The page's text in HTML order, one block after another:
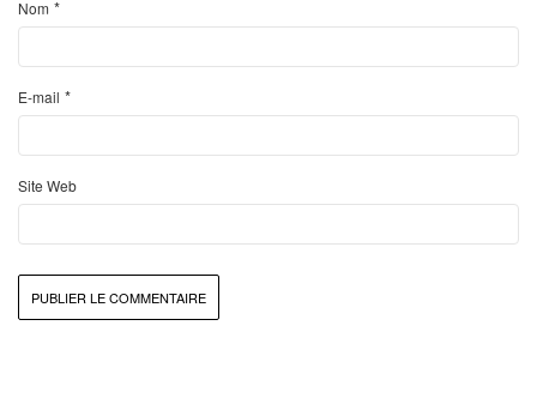
Nom *
E-mail *
Site Web